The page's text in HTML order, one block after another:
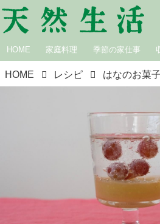
HOME 家庭料理 季節の家仕事
HOME レシピ